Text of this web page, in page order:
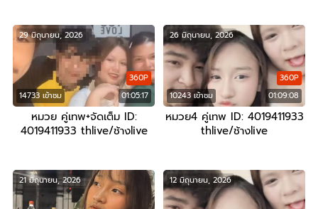
14733 เข้าชม 01:05:17
360P
29 มิถุนายน, 2026
หมวย คู่เทพ+จัดเต็ม ID:
4019411933 thlive/ช้างlive
10243 เข้าชม 01:09:08
360P
26 มิถุนายน, 2026
หมวย4 คู่เทพ ID: 4019411933
thlive/ช้างlive
21 มิถุนายน, 2026 12 มิถุนายน, 2026